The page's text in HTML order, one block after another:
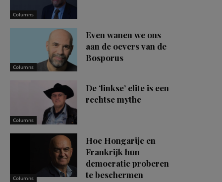
Columns
Columns
Even wanen we ons
aan de oevers van de
Bosporus
Columns
De ‘linkse’ elite is een
rechtse mythe
Columns
Hoe Hongarije en
Frankrijk hun
democratie proberen
te beschermen